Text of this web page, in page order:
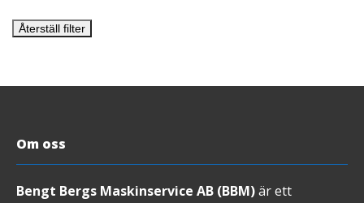
Återställ filter
Om oss
Bengt Bergs Maskinservice AB (BBM)är ett